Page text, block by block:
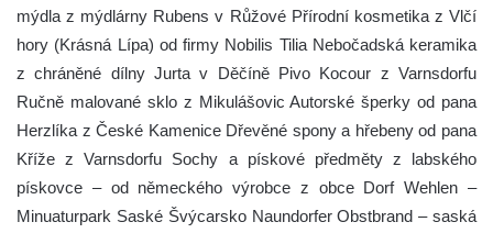
mýdla z mýdlárny Rubens v Růžové Přírodní kosmetika z Vlčí
hory (Krásná Lípa) od firmy Nobilis Tilia Nebočadská keramika
z chráněné dílny Jurta v Děčíně Pivo Kocour z Varnsdorfu
Ručně malované sklo z Mikulášovic Autorské šperky od pana
Herzlíka z České Kamenice Dřevěné spony a hřebeny od pana
Kříže z Varnsdorfu Sochy a pískové předměty z labského
pískovce – od německého výrobce z obce Dorf Wehlen –
Minuaturpark Saské Švýcarsko Naundorfer Obstbrand – saská